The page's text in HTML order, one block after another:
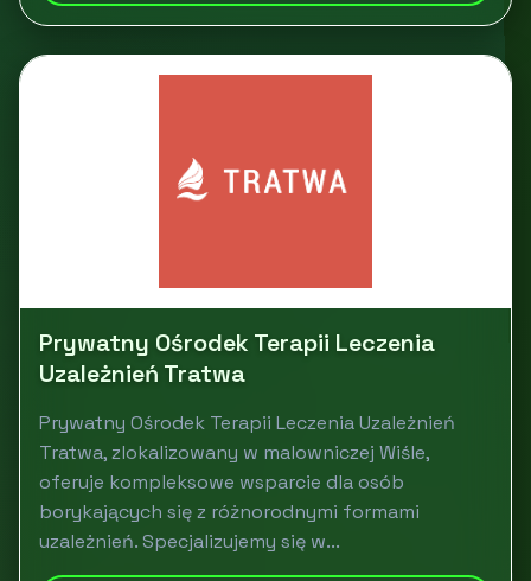
Prywatny Ośrodek Terapii Leczenia
Uzależnień Tratwa
Prywatny Ośrodek Terapii Leczenia Uzależnień
Tratwa, zlokalizowany w malowniczej Wiśle,
oferuje kompleksowe wsparcie dla osób
borykających się z różnorodnymi formami
uzależnień. Specjalizujemy się w...